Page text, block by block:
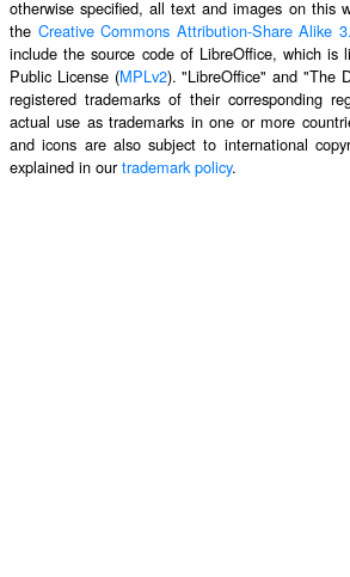
otherwise specified, all text and images on this
the Creative Commons Attribution-Share Alike
include the source code of LibreOffice, which is
Public License (MPLv2). "LibreOffice" and "The
registered trademarks of their corresponding
actual use as trademarks in one or more
and icons are also subject to international
explained in ourtrademark policy.